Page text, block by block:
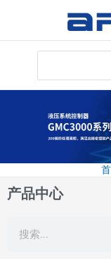
产品中心